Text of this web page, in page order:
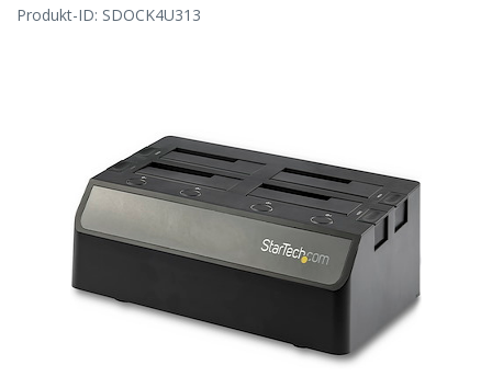
Produkt-ID: SDOCK4U313